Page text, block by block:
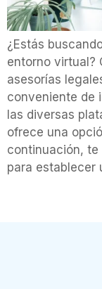
¿Estás
entorno virtual?
asesorías
conveniente de
las diversas
ofrece una
continuación,
para establecer